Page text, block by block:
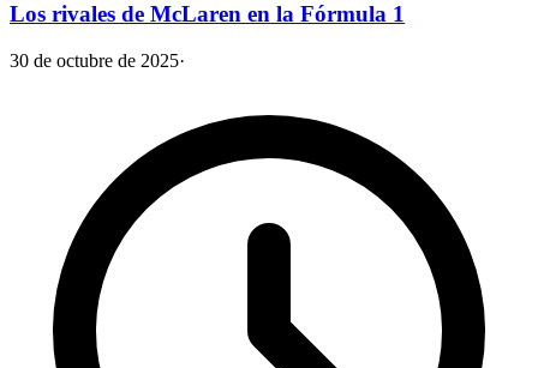
Los rivales de McLaren en la Fórmula 1
30 de octubre de 2025·